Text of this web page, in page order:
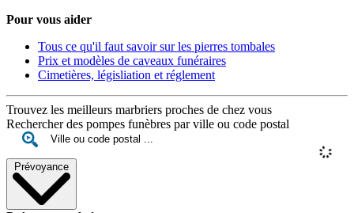
Pour vous aider
Tous ce qu'il faut savoir sur les pierres tombales
Prix et modèles de caveaux funéraires
Cimetières, législiation et réglement
Trouvez les meilleurs marbriers proches de chez vous
Rechercher des pompes funèbres par ville ou code postal
Prévoyance